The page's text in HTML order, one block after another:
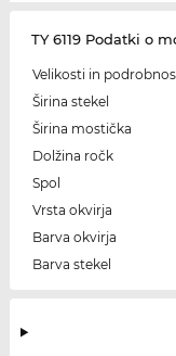
TY 6119 Podatki o
Velikosti in
Širina stekel
Širina mostička
Dolžina ročk
Spol
Vrsta okvirja
Barva okvirja
Barva stekel